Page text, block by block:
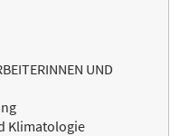
UND
Klimatologie